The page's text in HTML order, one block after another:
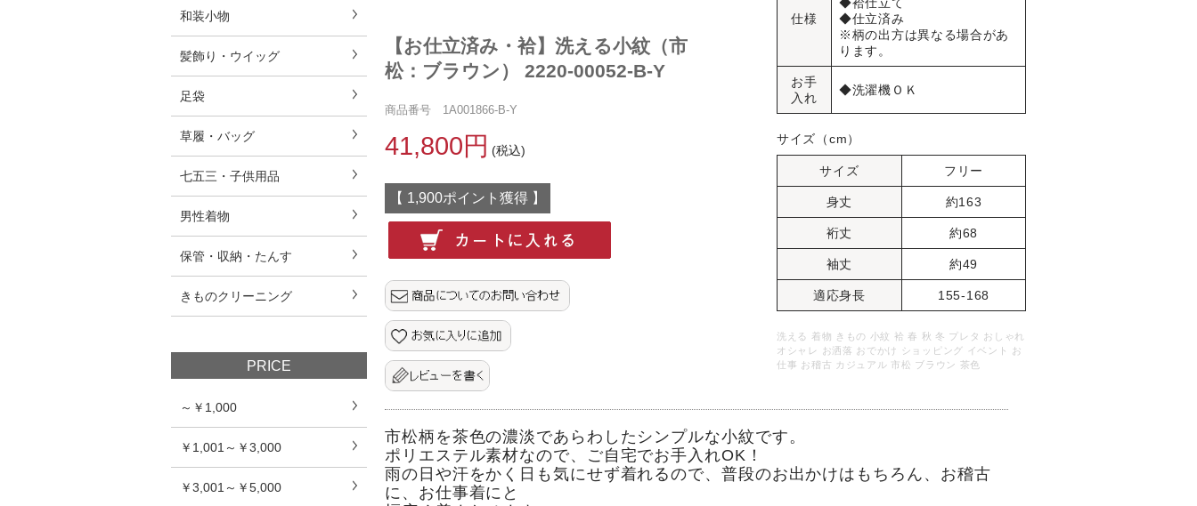
和装小物
髪飾り・ウイッグ
足袋
草履・バッグ
七五三・子供用品
男性着物
保管・収納・たんす
きものクリーニング
PRICE
～￥1,000
￥1,001～￥3,000
￥3,001～￥5,000
仕様
◆仕立済み
※柄の出方は異なる場合があ
ります。
お手
入れ
◆洗濯機ＯＫ
サイズ（cm）
サイズ フリー
身丈 約163
裄丈 約68
袖丈 約49
適応身長 155-168
洗える 着物 きもの 小紋 袷 春 秋 冬 プレタ おしゃれ
オシャレ お洒落 おでかけ ショッピング イベント お
仕事 お稽古 カジュアル 市松 ブラウン 茶色
【お仕立済み・袷】洗える小紋（市
松：ブラウン） 2220-00052-B-Y
商品番号 1A001866-B-Y
41,800円 (税込)
【 1,900ポイント獲得 】
市松柄を茶色の濃淡であらわしたシンプルな小紋です。
ポリエステル素材なので、ご自宅でお手入れOK！
雨の日や汗をかく日も気にせず着れるので、普段のお出かけはもちろん、お稽古
に、お仕事着にと